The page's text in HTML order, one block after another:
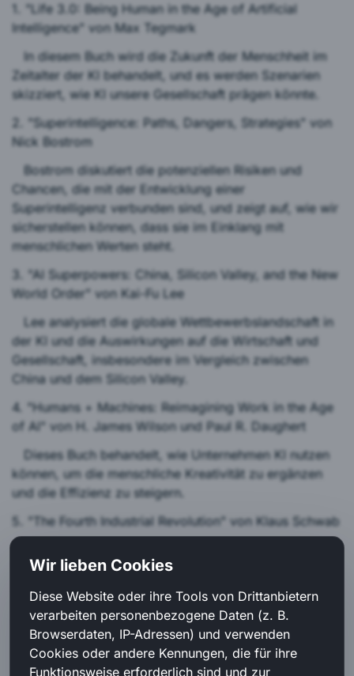
1. "Life 3.0: Being Human in the Age of Artificial
Intelligence" von Max Tegmark
In diesem Buch wird die Zukunft der Menschheit im
Zeitalter der KI behandelt, und es werden Szenarien
skizziert, wie KI unsere Gesellschaft prägen könnte.
2. "Superintelligence: Paths, Dangers, Strategies" von
Nick Bostrom
Bostrom diskutiert die potenziellen Risiken und
Chancen, die mit der Entwicklung einer
Superintelligenz verbunden sind, und zeigt auf, wie wir
sicherstellen können, dass sie im Einklang mit
menschlichen Werten steht.
3. "AI Superpowers: China, Silicon Valley, and the New
World Order" von Kai-Fu Lee
Lee analysiert die globale Wettbewerbslandschaft in
der KI und die Auswirkungen auf die Wirtschaft und
Gesellschaft, insbesondere im Vergleich zwischen
China und dem Silicon Valley.
4. "Humans + Machines: Reimagining Work in the Age
of AI" von H. James Wilson und Paul R. Daughert
Dieses Buch behandelt, wie Unternehmen KI nutzen
können, um die menschliche Kreativität zu ergänzen
und die Effizienz zu steigern.
5. "The Fourth Industrial Revolution" von Klaus Schwab
Technologien, einschließlich KI, auf die Gesellschaft
und die Wirtschaft und ermutigt zu einem
verantwortungsvollen Umgang mit diesen
Veränderungen.
Diese Bücher bieten vertiefte Einblicke in die Thematik
und ermöglichen es, das Wissen über KI und deren
Wir lieben Cookies
Diese Website oder ihre Tools von Drittanbietern
verarbeiten personenbezogene Daten (z. B.
Browserdaten, IP-Adressen) und verwenden
Cookies oder andere Kennungen, die für ihre
Funktionsweise erforderlich sind und zur